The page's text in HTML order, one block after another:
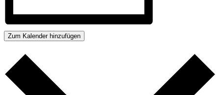
Zum Kalender hinzufügen